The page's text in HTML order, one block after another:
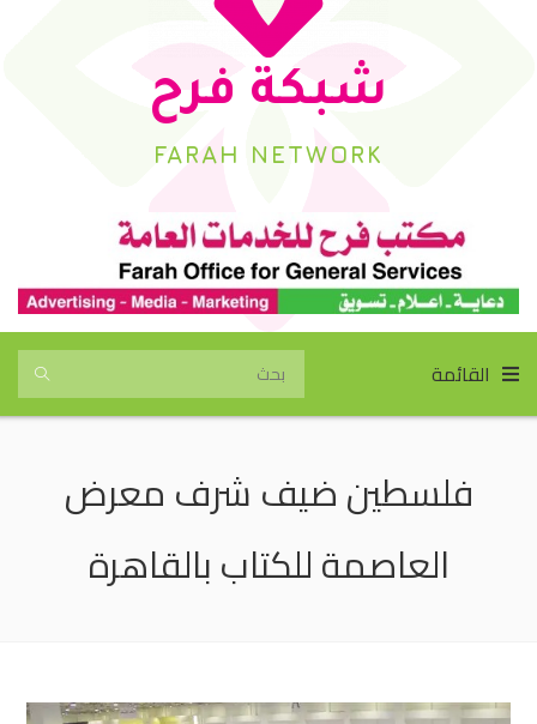
شبكة فرح
FARAH NETWORK
القائمة
فلسطين ضيف شرف معرض
العاصمة للكتاب بالقاهرة